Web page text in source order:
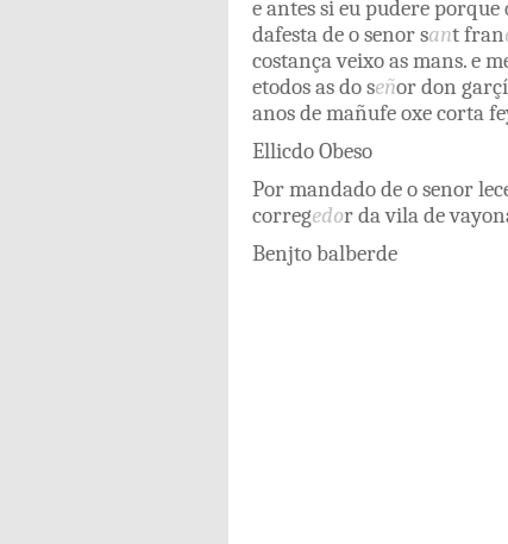
eantessieupudereporque
dafestade osenorsantfran
costançaveixoasmans.e
etodosasdoseñordon
anosdemañufeoxecorta
EllicdoObeso
Pormandadode osenor
corregedordavilade
Benjtobalberde